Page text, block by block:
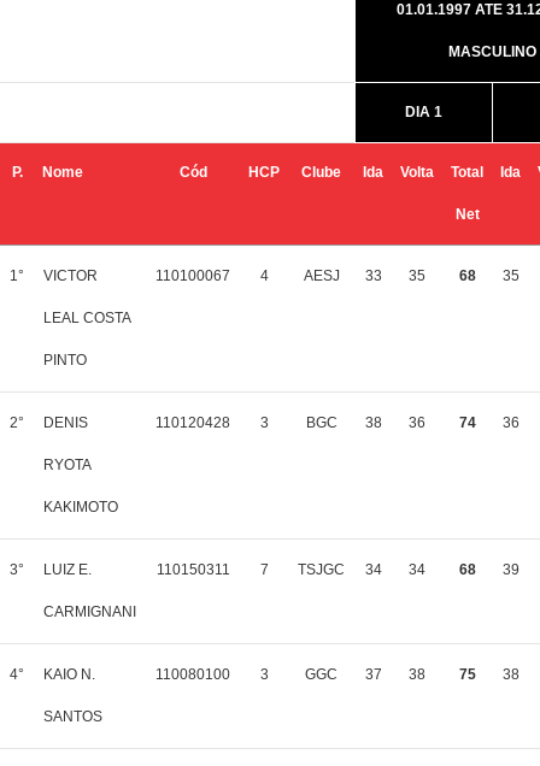
01.01.1997 ATE
MASCULINO
DIA 1
P. Nome Cód HCP Clube Ida Volta Total
Net
Ida
1° VICTOR
LEAL COSTA
PINTO
110100067 4 AESJ 33 35 68 35
2° DENIS
RYOTA
KAKIMOTO
110120428 3 BGC 38 36 74 36
3° LUIZ E.
CARMIGNANI
110150311 7 TSJGC 34 34 68 39
4° KAIO N.
SANTOS
110080100 3 GGC 37 38 75 38